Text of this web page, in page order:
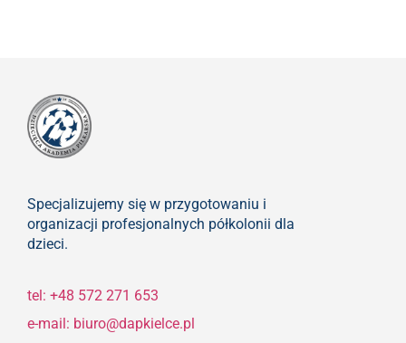
Specjalizujemy się w przygotowaniu i
organizacji profesjonalnych półkolonii dla
dzieci.
tel: +48 572 271 653
e-mail: biuro@dapkielce.pl